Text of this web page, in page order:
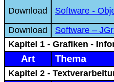
Download
Software -
Download
Software –
Kapitel 1 - Grafiken -
Art Thema
Kapitel 2 -